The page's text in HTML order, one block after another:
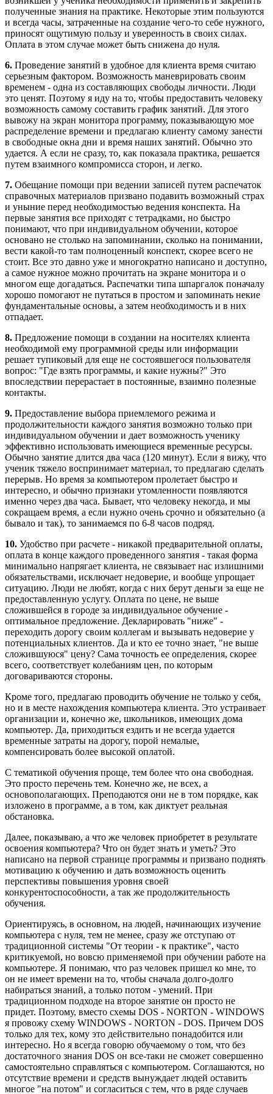
полученные знания на практике. Некоторые этим пользуются
и всегда часы, затраченные на создание чего-то себе нужного,
приносят ощутимую пользу и уверенность в своих силах.
Оплата в этом случае может быть снижена до нуля.
6. Проведение занятий в удобное для клиента время считаю
серьезным фактором. Возможность маневрировать своим
временем - одна из составляющих свободы личности. Люди
это ценят. Поэтому я иду на то, чтобы предоставить человеку
возможность самому составить график занятий. Для этого
вывожу на экран монитора программу, показывающую мое
распределение времени и предлагаю клиенту самому занести
в свободные окна дни и время наших занятий. Обычно это
удается. А если не сразу, то, как показала практика, решается
путем взаимного компромисса сторон, и легко.
7. Обещание помощи при ведении записей путем распечаток
справочных материалов призвано подавить возможный страх
и уныние перед необходимостью ведения конспекта. На
первые занятия все приходят с тетрадками, но быстро
понимают, что при индивидуальном обучении, которое
основано не столько на запоминании, сколько на понимании,
вести какой-то там полноценный конспект, скорее всего не
стоит. Все это давно уже и многократно написано и доступно,
а самое нужное можно прочитать на экране монитора и о
многом еще догадаться. Распечатки типа шпаргалок поначалу
хорошо помогают не путаться в простом и запоминать некие
фундаментальные основы, а затем необходимость и в них
отпадает.
8. Предложение помощи в создании на носителях клиента
необходимой ему программной среды или информации
решает тупиковый для еще не состоявшегося пользователя
вопрос: "Где взять программы, и какие нужны?" Это
впоследствии перерастает в постоянные, взаимно полезные
контакты.
9. Предоставление выбора приемлемого режима и
продолжительности каждого занятия возможно только при
индивидуальном обучении и дает возможность ученику
эффективно использовать имеющиеся временные ресурсы.
Обычно занятие длится два часа (120 минут). Если я вижу, что
ученик тяжело воспринимает материал, то предлагаю сделать
перерыв. Но время за компьютером пролетает быстро и
интересно, и обычно признаки утомленности появляются
именно через два часа. Бывает, что человеку некогда, и мы
сокращаем время, а если нужно очень срочно и обязательно (а
бывало и так), то занимаемся по 6-8 часов подряд.
10. Удобство при расчете - никакой предварительной оплаты,
оплата в конце каждого проведенного занятия - такая форма
минимально напрягает клиента, не связывает нас излишними
обязательствами, исключает недоверие, и вообще упрощает
ситуацию. Люди не любят, когда с них берут деньги за еще не
предоставленную услугу. Оплата по цене, не выше
сложившейся в городе за индивидуальное обучение -
оптимальное предложение. Декларировать "ниже" -
переходить дорогу своим коллегам и вызывать недоверие у
потенциальных клиентов. Да и кто ее точно знает, "не выше
сложившуюся" цену? Сама точность ее определения, скорее
всего, соответствует колебаниям цен, по которым
договариваются стороны.
Кроме того, предлагаю проводить обучение не только у себя,
но и в месте нахождения компьютера клиента. Это устраивает
организации и, конечно же, школьников, имеющих дома
компьютер. Да, приходиться ездить и не всегда удается
временные затраты на дорогу, порой немалые,
компенсировать более высокой оплатой.
С тематикой обучения проще, тем более что она свободная.
Это просто перечень тем. Конечно же, не всех, а
основополагающих. Преподаются они не в том порядке, как
изложено в программе, а в том, как диктует реальная
обстановка.
Далее, показываю, а что же человек приобретет в результате
освоения компьютера? Что он будет знать и уметь? Это
написано на первой странице программы и призвано поднять
мотивацию к обучению и дать возможность оценить
перспективы повышения уровня своей
конкурентоспособности, а так же продолжительность
обучения.
Ориентируясь, в основном, на людей, начинающих изучение
компьютера с нуля, тем не менее, сразу же отступаю от
традиционной системы "От теории - к практике", часто
критикуемой, но вовсю применяемой при обучении работе на
компьютере. Я понимаю, что раз человек пришел ко мне, то
он не имеет времени на то, чтобы сначала долго-долго
набираться знаний, а только потом - умений. При
традиционном подходе на второе занятие он просто не
придет. Поэтому, вместо схемы DOS - NORTON - WINDOWS
я провожу схему WINDOWS - NORTON - DOS. Причем DOS
только для тех, кому это действительно понадобится или
интересно. Но я всегда говорю обучаемому о том, что без
достаточного знания DOS он все-таки не сможет совершенно
самостоятельно справляться с компьютером. Соглашаются, но
отсутствие времени и средств вынуждает людей оставить
многое "на потом" и согласиться с тем, что в ряде случаев